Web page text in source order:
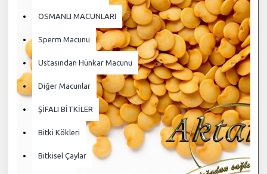
OSMANLI MACUNLARI
Sperm Macunu
Ustasından Hünkar Macunu
Diğer Macunlar
ŞİFALI BİTKİLER
Bitki Kökleri
Bitkisel Çaylar